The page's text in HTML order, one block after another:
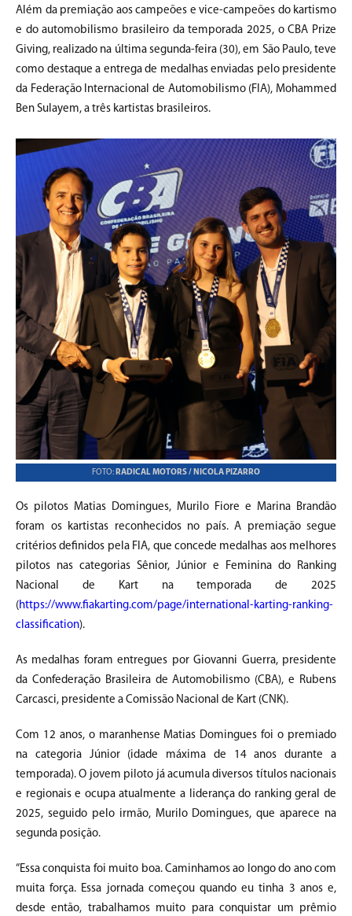
Além da premiação aos campeões e vice-campeões do kartismo
e do automobilismo brasileiro da temporada 2025, o CBA Prize
Giving, realizado na última segunda-feira (30), em São Paulo, teve
como destaque a entrega de medalhas enviadas pelo presidente
da Federação Internacional de Automobilismo (FIA), Mohammed
Ben Sulayem, a três kartistas brasileiros.
FOTO: RADICAL MOTORS / NICOLA PIZARRO
Os pilotos Matias Domingues, Murilo Fiore e Marina Brandão
foram os kartistas reconhecidos no país. A premiação segue
critérios definidos pela FIA, que concede medalhas aos melhores
pilotos nas categorias Sênior, Júnior e Feminina do Ranking
Nacional de Kart na temporada de 2025
(https://www.fiakarting.com/page/international-karting-ranking-
classification).
As medalhas foram entregues por Giovanni Guerra, presidente
da Confederação Brasileira de Automobilismo (CBA), e Rubens
Carcasci, presidente a Comissão Nacional de Kart (CNK).
Com 12 anos, o maranhense Matias Domingues foi o premiado
na categoria Júnior (idade máxima de 14 anos durante a
temporada). O jovem piloto já acumula diversos títulos nacionais
e regionais e ocupa atualmente a liderança do ranking geral de
2025, seguido pelo irmão, Murilo Domingues, que aparece na
segunda posição.
“Essa conquista foi muito boa. Caminhamos ao longo do ano com
muita força. Essa jornada começou quando eu tinha 3 anos e,
desde então, trabalhamos muito para conquistar um prêmio